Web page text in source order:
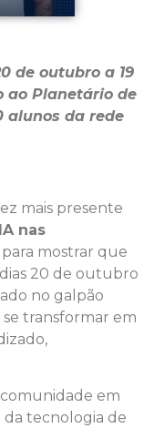
de outubro a 19
ao Planetário de
alunos da rede
mais presente
IA nas
mostrar que
20 de outubro
no galpão
se transformar em
em
tecnologia de